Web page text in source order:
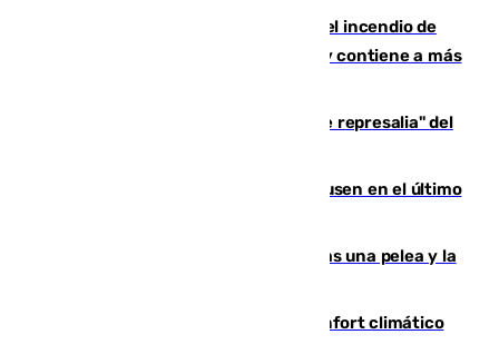
340 personas más desalojadas por el incendio de
Niebla, que mantiene a 410 evacuadas y contiene a más
Italia responde ante las "medidas de represalia" del
El Sevilla se desinfla ante el Leverkusen en el último
Tensión en la prisión de Alhaurín tras una pelea y la
Málaga contabiliza 148 zonas de confort climático